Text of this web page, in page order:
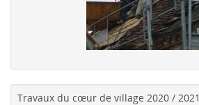
Travaux du cœur de village 2020 / 2021